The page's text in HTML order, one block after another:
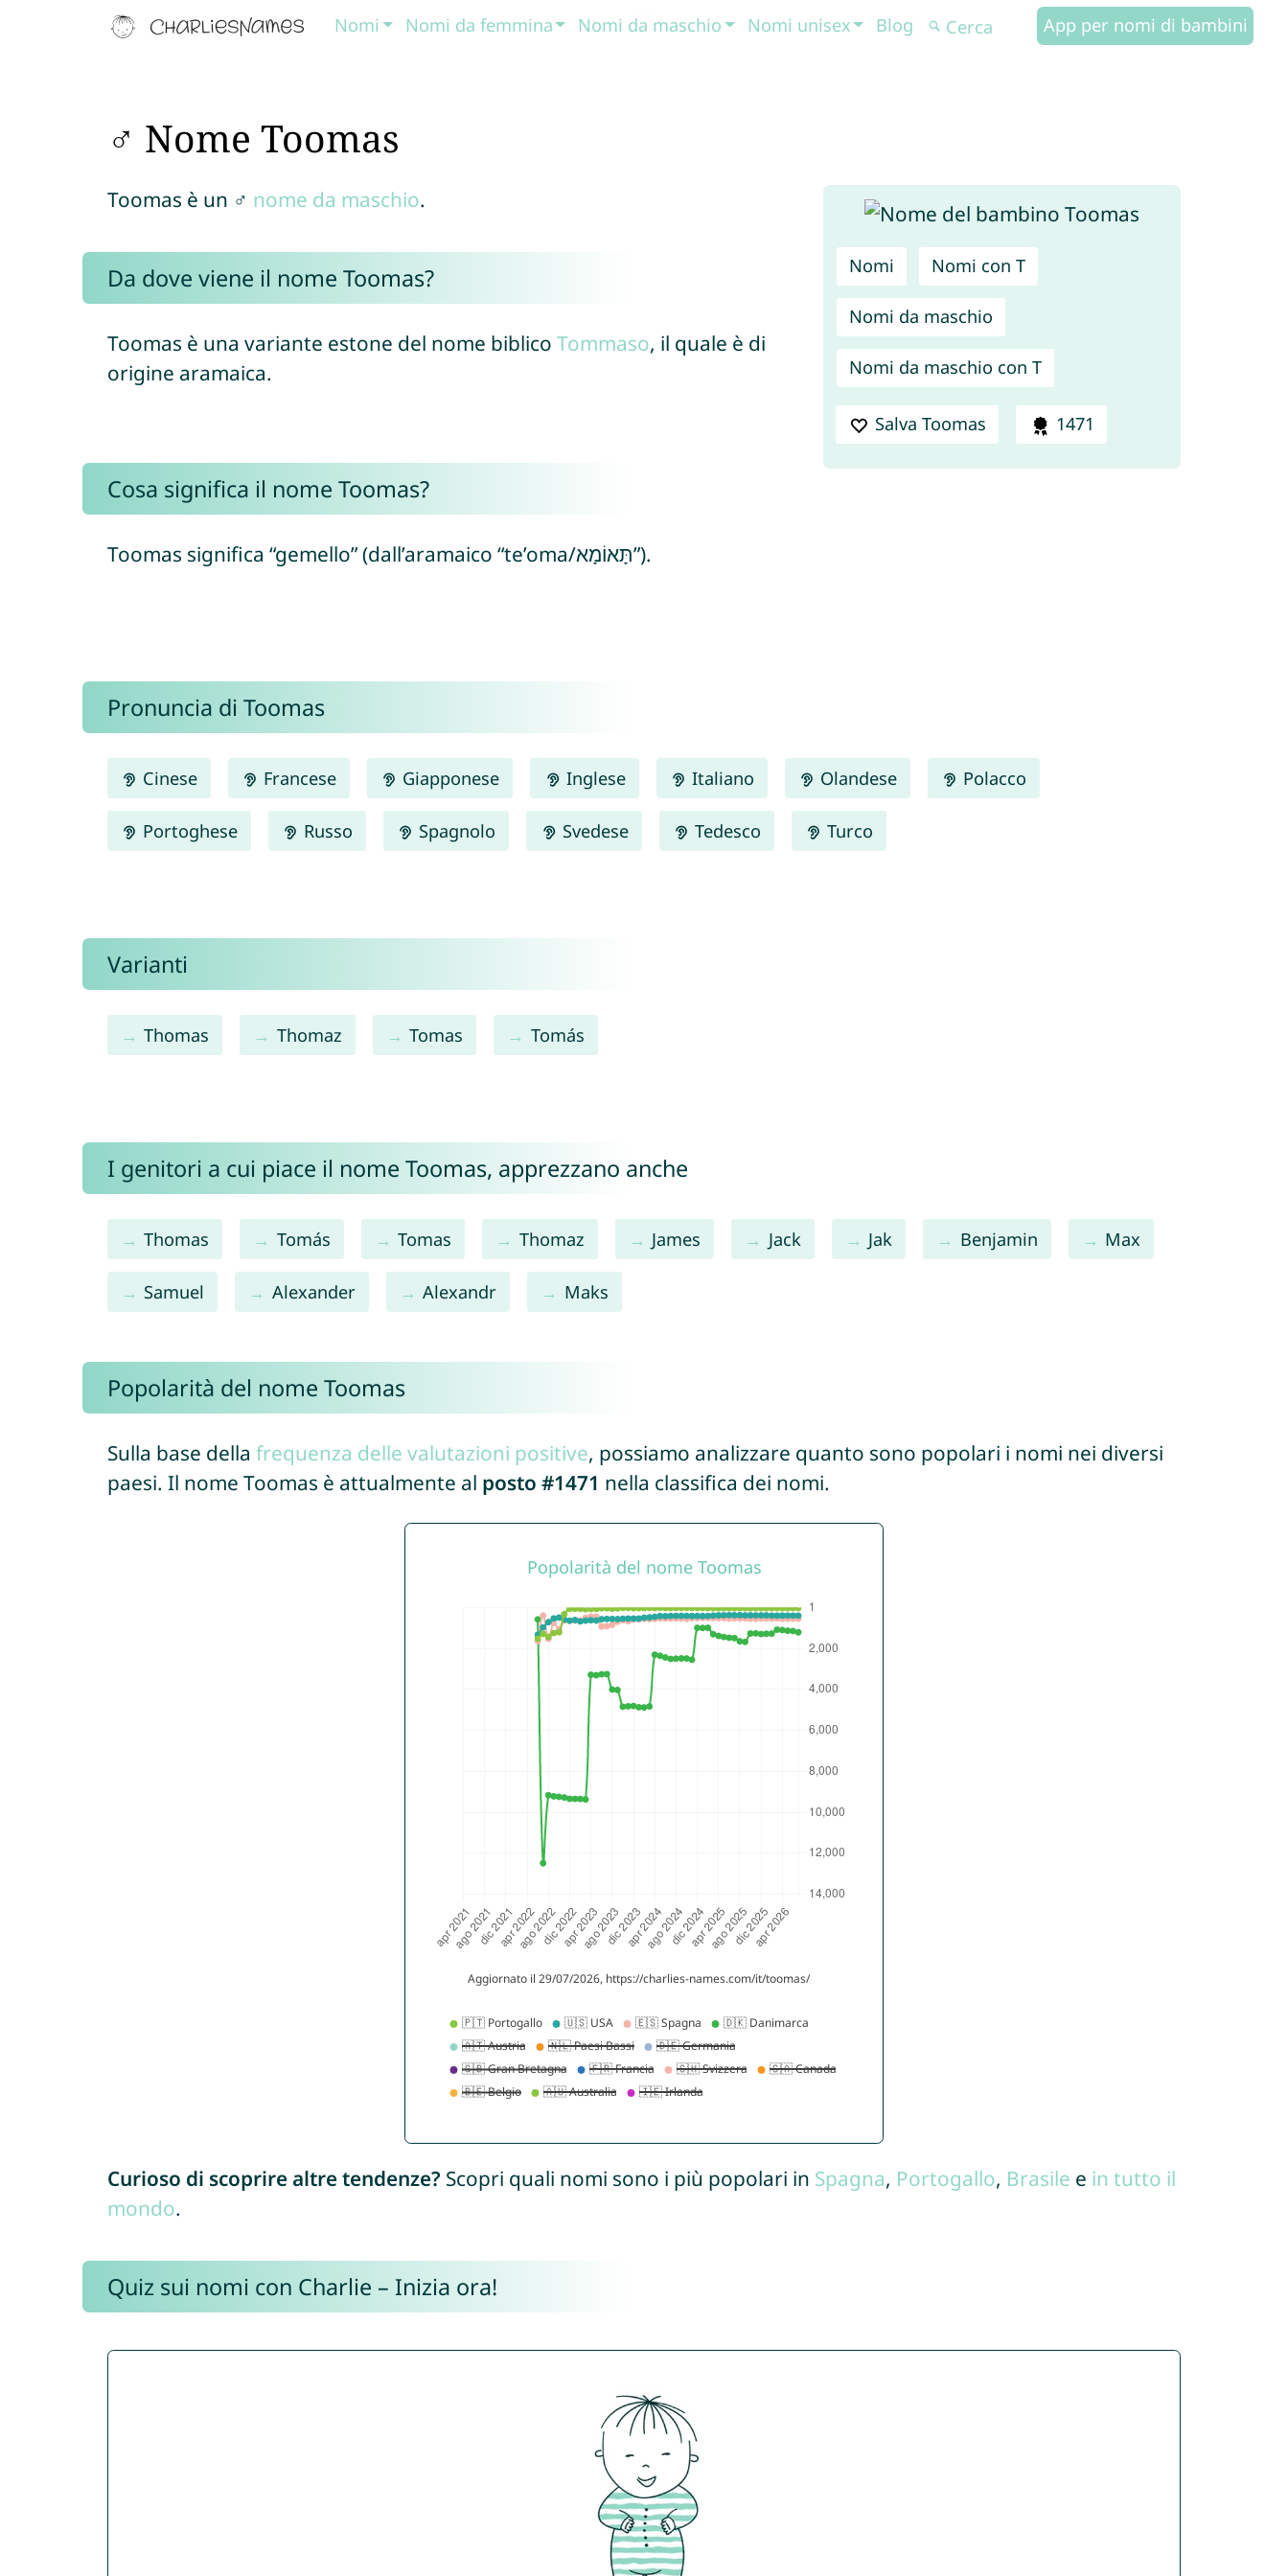
Nomi Nomi da femmina Nomi da maschio Nomi unisex Blog App per nomi di bambini
♂ Nome Toomas
Nomi Nomi con T
Nomi da maschio
Nomi da maschio con T
Salva Toomas 1471
Toomas è un ♂ nome da maschio.
Da dove viene il nome Toomas?
Toomas è una variante estone del nome biblico Tommaso, il quale è di
origine aramaica.
Cosa significa il nome Toomas?
Toomas significa “gemello” (dall’aramaico “te’oma/תָּאוֹמָא”).
Pronuncia di Toomas
Cinese Francese Giapponese Inglese Italiano Olandese Polacco
Portoghese Russo Spagnolo Svedese Tedesco Turco
Varianti
Thomas Thomaz Tomas Tomás
I genitori a cui piace il nome Toomas, apprezzano anche
Thomas Tomás Tomas Thomaz James Jack Jak Benjamin Max
Samuel Alexander Alexandr Maks
Popolarità del nome Toomas
Sulla base della frequenza delle valutazioni positive, possiamo analizzare quanto sono popolari i nomi nei diversi
paesi. Il nome Toomas è attualmente al posto #1471 nella classifica dei nomi.
Curioso di scoprire altre tendenze? Scopri quali nomi sono i più popolari in Spagna, Portogallo, Brasile e in tutto il
mondo.
Quiz sui nomi con Charlie – Inizia ora!